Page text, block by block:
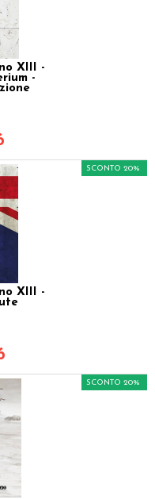
XIII -
-
XIII -
SCONTO 20%
SCONTO 20%